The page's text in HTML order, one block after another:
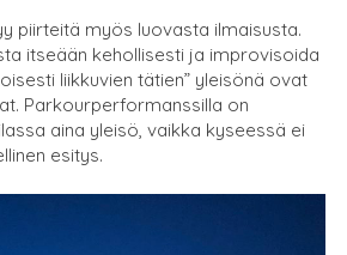
piirteitä myös luovasta ilmaisusta.
itseään kehollisesti ja improvisoida
liikkuvien tätien” yleisönä ovat
Parkourperformanssilla on
aina yleisö, vaikka kyseessä ei
esitys.